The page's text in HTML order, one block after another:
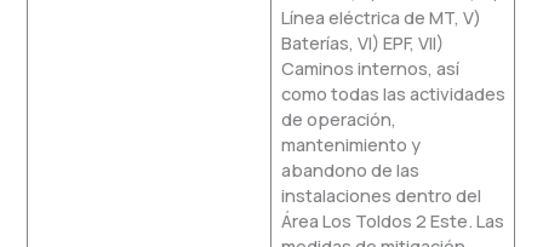
Línea eléctrica de MT, V)
Baterías, VI) EPF, VII)
Caminos internos, así
como todas las actividades
de operación,
mantenimiento y
abandono de las
instalaciones dentro del
Área Los Toldos 2 Este. Las